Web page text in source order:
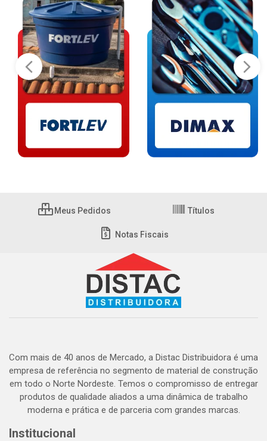
Meus Pedidos Títulos
Notas Fiscais
Com mais de 40 anos de Mercado, a Distac Distribuidora é uma
empresa de referência no segmento de material de construção
em todo o Norte Nordeste. Temos o compromisso de entregar
produtos de qualidade aliados a uma dinâmica de trabalho
moderna e prática e de parceria com grandes marcas.
Institucional